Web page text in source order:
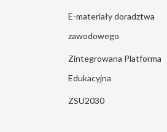
E-materiały doradztwa
zawodowego
Zintegrowana Platforma
Edukacyjna
ZSU2030